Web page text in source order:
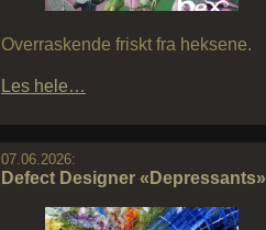
Overraskende friskt fra heksene.
Les hele…
07.06.2026:
Defect Designer «Depressants»